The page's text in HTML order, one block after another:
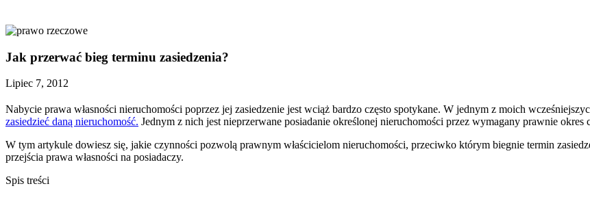
Jak przerwać bieg terminu zasiedzenia?
Lipiec 7, 2012
Nabycie prawa własności nieruchomości poprzez jej zasiedzenie jest wciąż bardzo często spotykane. W jednym z moich
zasiedzieć daną nieruchomość. Jednym z nich jest nieprzerwane posiadanie określonej nieruchomości przez wymagany prawnie okres
W tym artykule dowiesz się, jakie czynności pozwolą prawnym właścicielom nieruchomości, przeciwko którym biegnie termin
przejścia prawa własności na posiadaczy.
Spis treści